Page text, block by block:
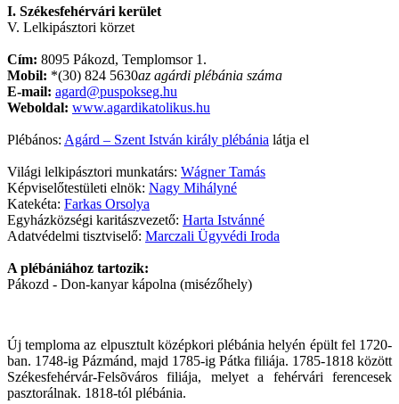
I. Székesfehérvári kerület
V. Lelkipásztori körzet
Cím: 8095 Pákozd, Templomsor 1.
Mobil: *(30) 824 5630az agárdi plébánia száma
E-mail: agard@puspokseg.hu
Weboldal: www.agardikatolikus.hu
Plébános: Agárd – Szent István király plébánia látja el
Világi lelkipásztori munkatárs: Wágner Tamás
Képviselőtestületi elnök: Nagy Mihályné
Katekéta: Farkas Orsolya
Egyházközségi karitászvezető: Harta Istvánné
Adatvédelmi tisztviselő: Marczali Ügyvédi Iroda
A plébániához tartozik:
Pákozd - Don-kanyar kápolna (misézőhely)
Új temploma az elpusztult középkori plébánia helyén épült fel 1720-
ban. 1748-ig Pázmánd, majd 1785-ig Pátka filiája. 1785-1818 között
Székesfehérvár-Felsõváros filiája, melyet a fehérvári ferencesek
pasztorálnak. 1818-tól plébánia.